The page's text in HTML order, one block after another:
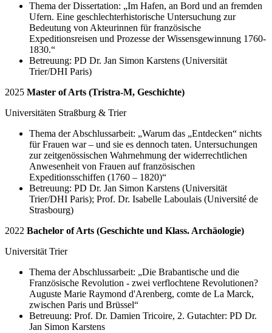
Thema der Dissertation: „Im Hafen, an Bord und an fremden
Ufern. Eine geschlechterhistorische Untersuchung zur
Bedeutung von Akteurinnen für französische
Expeditionsreisen und Prozesse der Wissensgewinnung 1760-
1830.“
Betreuung: PD Dr. Jan Simon Karstens (Universität
Trier/DHI Paris)
2025 Master of Arts (Tristra-M, Geschichte)
Universitäten Straßburg & Trier
Thema der Abschlussarbeit: „Warum das „Entdecken“ nichts
für Frauen war – und sie es dennoch taten. Untersuchungen
zur zeitgenössischen Wahrnehmung der widerrechtlichen
Anwesenheit von Frauen auf französischen
Expeditionsschiffen (1760 – 1820)“
Betreuung: PD Dr. Jan Simon Karstens (Universität
Trier/DHI Paris); Prof. Dr. Isabelle Laboulais (Université de
Strasbourg)
2022 Bachelor of Arts (Geschichte und Klass. Archäologie)
Universität Trier
Thema der Abschlussarbeit: „Die Brabantische und die
Französische Revolution - zwei verflochtene Revolutionen?
Auguste Marie Raymond d'Arenberg, comte de La Marck,
zwischen Paris und Brüssel“
Betreuung: Prof. Dr. Damien Tricoire, 2. Gutachter: PD Dr.
Jan Simon Karstens